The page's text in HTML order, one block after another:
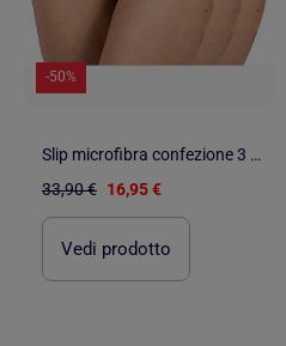
-50%
Slip microfibra confezione 3 pezzi
33,90 € 16,95 €
Vedi prodotto